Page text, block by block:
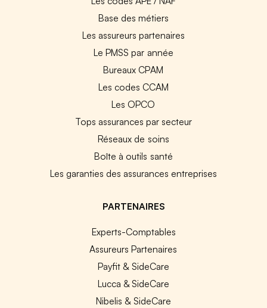
Base des métiers
Les assureurs partenaires
Le PMSS par année
Bureaux CPAM
Les codes CCAM
Les OPCO
Tops assurances par secteur
Réseaux de soins
Boîte à outils santé
Les garanties des assurances entreprises
PARTENAIRES
Experts-Comptables
Assureurs Partenaires
Payfit & SideCare
Lucca & SideCare
Nibelis & SideCare